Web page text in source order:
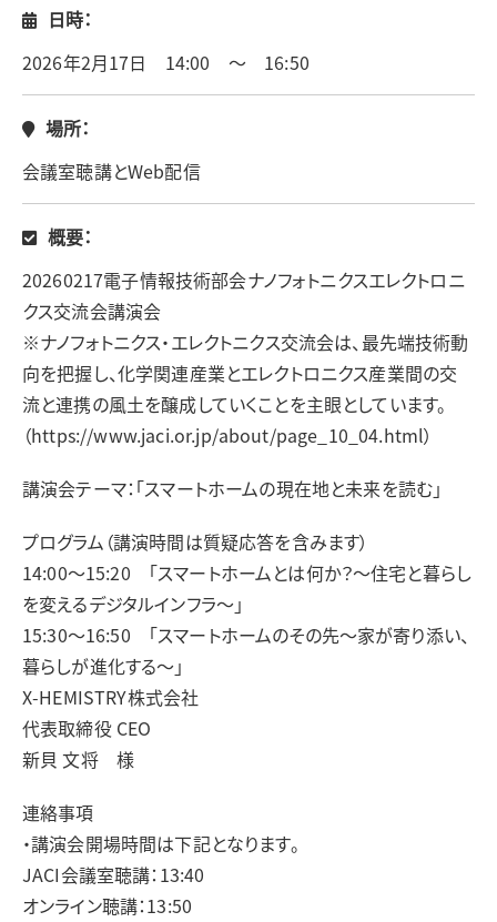
日時：
2026年2月17日 14:00 ～ 16:50
場所：
会議室聴講とWeb配信
概要：
20260217電子情報技術部会ナノフォトニクスエレクトロニ
クス交流会講演会
※ナノフォトニクス・エレクトニクス交流会は、最先端技術動
向を把握し、化学関連産業とエレクトロニクス産業間の交
流と連携の風土を醸成していくことを主眼としています。
（https://www.jaci.or.jp/about/page_10_04.html）
講演会テーマ：「スマートホームの現在地と未来を読む」
プログラム（講演時間は質疑応答を含みます）
14:00～15:20 「スマートホームとは何か？～住宅と暮らし
を変えるデジタルインフラ～」
15:30～16:50 「スマートホームのその先～家が寄り添い、
暮らしが進化する～」
X‑HEMISTRY株式会社
代表取締役 CEO
新貝 文将 様
連絡事項
・講演会開場時間は下記となります。
JACI会議室聴講：13:40
オンライン聴講：13:50